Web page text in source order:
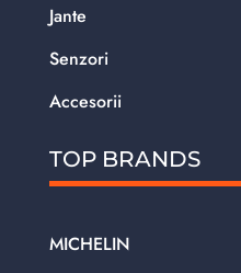
Jante
Senzori
Accesorii
TOP BRANDS
MICHELIN